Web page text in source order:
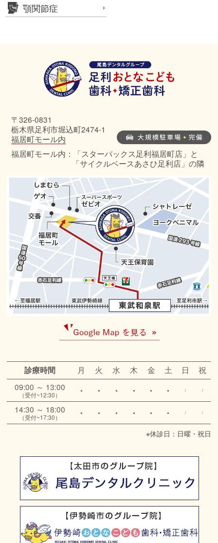
顎関節症
〒326-0831
栃木県足利市堀込町2474-1
福居町モール内
福居町モール内：「スターバックス足利福居町店」と
「サイクルベースあさひ足利店」の隣
診療時間 月 火 水 木 金 土 日
祝
09:00 ～ 13:00
（受付~12:30）
● ● ● ● ● ● / /
14:30 ～ 18:00
（受付~17:30）
● ● ● ● ● ● / /
※休診日：日曜・祝日